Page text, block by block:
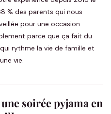
% des parents qui nous
pour une occasion
parce que ça fait du
rythme la vie de famille et
vie.
soirée pyjama en